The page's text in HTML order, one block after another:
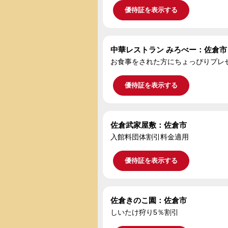
優待証を表示する
中華レストラン みろべー：佐倉市
お食事をされた方にちょっぴりプレ
優待証を表示する
佐倉武家屋敷：佐倉市
入館料団体割引料金適用
優待証を表示する
佐倉きのこ園：佐倉市
しいたけ狩り5％割引